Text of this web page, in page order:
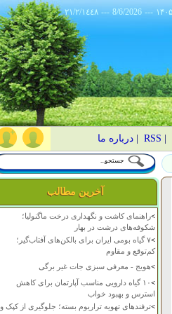
٢١/٢/١٤٤٨ --- 8/6/2026 ---
RSS
|درباره ما
آخرین مطالب
>راهنمای کاشت و نگهداری درخت ماگنولیا؛
شکوفه‌های درشت در بهار
>
۷ گیاه بومی ایران برای بالکن‌های آفتاب‌گیر؛
کم‌توقع و مقاوم
>هویج - معرفی سبزی جات غیر برگی
>
۱۰ گیاه دارویی مناسب آپارتمان برای کاهش
استرس و بهبود خواب
>ترفندهای تهویه تراریوم بسته؛ جلوگیری از کپک و